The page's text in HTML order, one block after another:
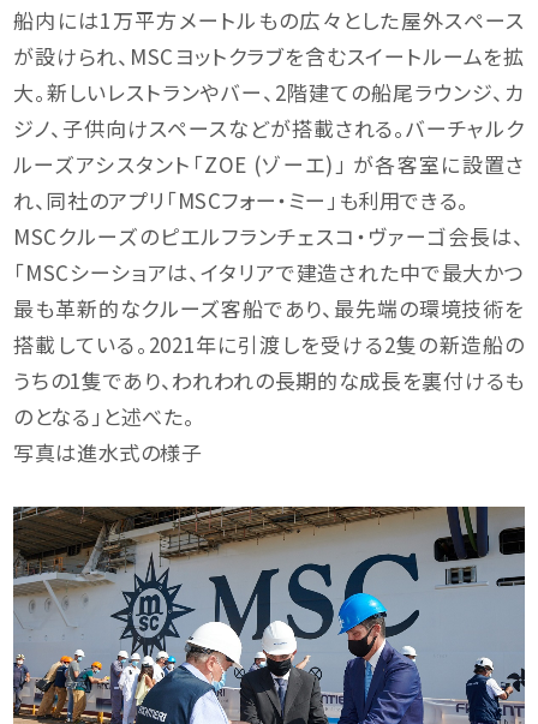
船内には1万平方メートルもの広々とした屋外スペース
が設けられ、MSCヨットクラブを含むスイートルームを拡
大。新しいレストランやバー、2階建ての船尾ラウンジ、カ
ジノ、子供向けスペースなどが搭載される。バーチャルク
ルーズアシスタント「ZOE (ゾーエ)」 が各客室に設置さ
れ、同社のアプリ「MSCフォー・ミー」も利用できる。
MSCクルーズのピエルフランチェスコ・ヴァーゴ会長は、
「MSCシーショアは、イタリアで建造された中で最大かつ
最も革新的なクルーズ客船であり、最先端の環境技術を
搭載している。2021年に引渡しを受ける2隻の新造船の
うちの1隻であり、われわれの長期的な成長を裏付けるも
のとなる」と述べた。
写真は進水式の様子